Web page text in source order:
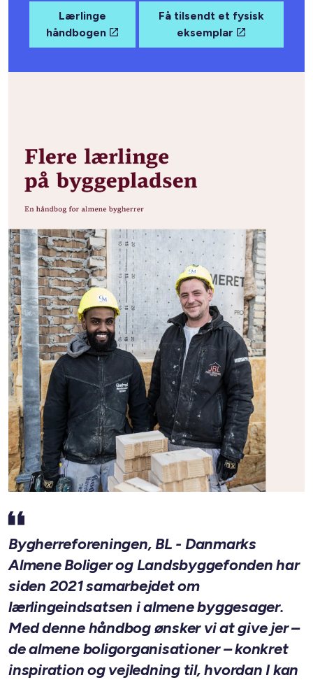
Lærlinge
håndbogen
Få tilsendt et fysisk
eksemplar
Bygherreforeningen, BL - Danmarks
Almene Boliger og Landsbyggefonden har
siden 2021 samarbejdet om
lærlingeindsatsen i almene byggesager.
Med denne håndbog ønsker vi at give jer –
de almene boligorganisationer – konkret
inspiration og vejledning til, hvordan I kan